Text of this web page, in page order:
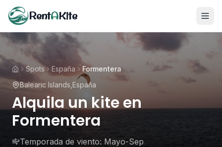
RentAKite
Spots España
Formentera
Balearic Islands España
Alquila un kite en
Formentera
Temporada de viento: Mayo-Sep